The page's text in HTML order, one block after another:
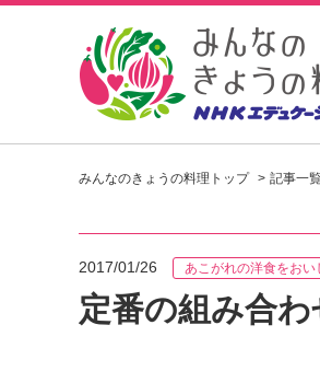
みんなのきょうの料理トップ 記事一
2017/01/26 あこがれの洋食をおい
定番の組み合